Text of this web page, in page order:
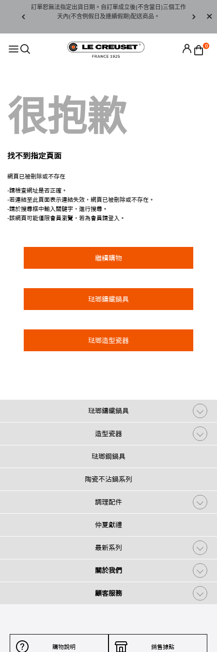
下水)，若
訂單恕無法指定出貨日期。自訂單成立後(不含當日)三個工作
天內(不含例假日及連續假期)配送商品。
請至
0
很抱歉
找不到指定頁面
網頁已被刪除或不存在
-請檢查網址是否正確。
-若連結至此頁面表示連結失效，網頁已被刪除或不存在。
-請於搜尋框中輸入關鍵字，進行搜尋。
-該網頁可能僅限會員瀏覽，若為會員請登入。
繼續購物
琺瑯鑄鐵鍋具
琺瑯造型瓷器
琺瑯鑄鐵鍋具
造型瓷器
琺瑯鋼鍋具
陶瓷不沾鍋系列
調理配件
仲夏獻禮
最新系列
關於我們
顧客服務
購物說明 銷售據點